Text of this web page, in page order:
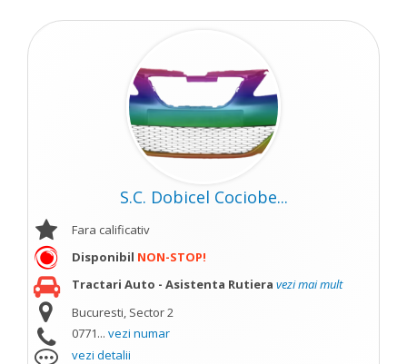
S.C. Dobicel Cociobe...
Fara calificativ
Disponibil NON-STOP!
Tractari Auto - Asistenta Rutiera vezi mai mult
Bucuresti, Sector 2
0771... vezi numar
vezi detalii